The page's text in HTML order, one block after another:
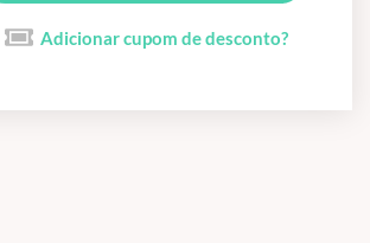
Adicionar cupom de desconto?